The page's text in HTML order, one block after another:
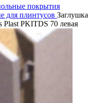
покрытия
для плинтусов Заглушка
Plast PKITDS 70 левая